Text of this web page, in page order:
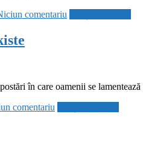
comentariu
în care oamenii se
comentariu